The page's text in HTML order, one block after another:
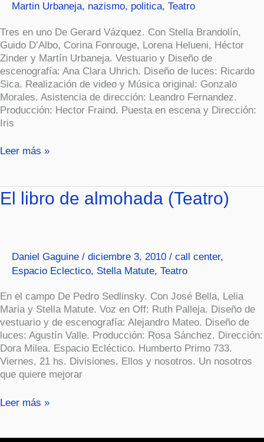
Martin Urbaneja, nazismo, politica, Teatro
Tres en uno De Gerard Vázquez. Con Stella Brandolín,
Guido D’Albo, Corina Fonrouge, Lorena Helueni, Héctor
Zinder y Martín Urbaneja. Vestuario y Diseño de
escenografía: Ana Clara Uhrich. Diseño de luces: Ricardo
Sica. Realización de video y Música original: Gonzalo
Morales. Asistencia de dirección: Leandro Fernandez.
Producción: Hector Fraind. Puesta en escena y Dirección:
Iris
Leer más »
El libro de almohada (Teatro)
Daniel Gaguine / diciembre 3, 2010 / call center,
Espacio Eclectico, Stella Matute, Teatro
En el campo De Pedro Sedlinsky. Con José Bella, Lelia
Maria y Stella Matute. Voz en Off: Ruth Palleja. Diseño de
vestuario y de escenografía: Alejandro Mateo. Diseño de
luces: Agustín Valle. Producción: Rosa Sánchez. Dirección:
Dora Milea. Espacio Ecléctico. Humberto Primo 733.
Viernes, 21 hs. Divisiones. Ellos y nosotros. Un nosotros
que quiere mejorar
El
libro
Leer más »